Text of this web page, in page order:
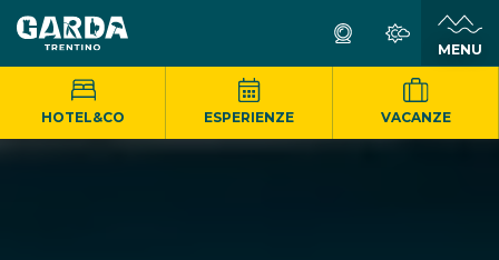
MENU
HOTEL&CO ESPERIENZE VACANZE